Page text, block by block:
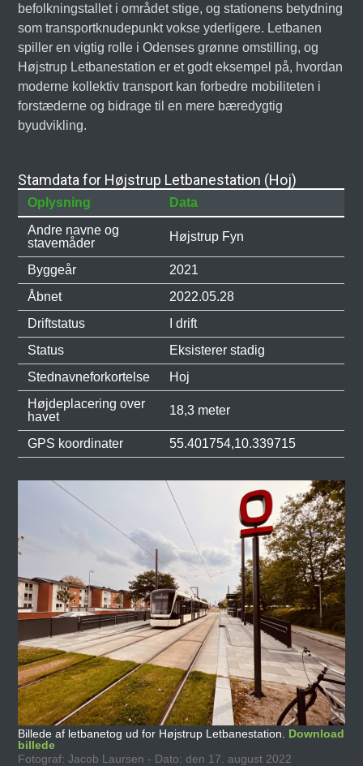
befolkningstallet i området stige, og stationens betydning
som transportknudepunkt vokse yderligere. Letbanen
spiller en vigtig rolle i Odenses grønne omstilling, og
Højstrup Letbanestation er et godt eksempel på, hvordan
moderne kollektiv transport kan forbedre mobiliteten i
forstæderne og bidrage til en mere bæredygtig
byudvikling.
Stamdata for Højstrup Letbanestation (Hoj)
Oplysning
Data
Andre navne og
stavemåder
Højstrup Fyn
Byggeår
2021
Åbnet
2022.05.28
Driftstatus
I drift
Status
Eksisterer stadig
Stednavneforkortelse
Hoj
Højdeplacering over
havet
18,3 meter
GPS koordinater 55.401754,10.339715
Billede af letbanetog ud for Højstrup Letbanestation. Download
billede
Fotograf: Jacob Laursen - Dato: den 17. august 2022